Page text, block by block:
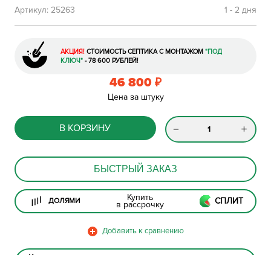
1 - 2 дня
Артикул: 25263
АКЦИЯ! СТОИМОСТЬ СЕПТИКА С МОНТАЖОМ "ПОД
КЛЮЧ"- 78 600 РУБЛЕЙ!
46 800 ₽
Цена за штуку
В КОРЗИНУ
БЫСТРЫЙ ЗАКАЗ
ДОЛЯМИ Купить
в рассрочку СПЛИТ